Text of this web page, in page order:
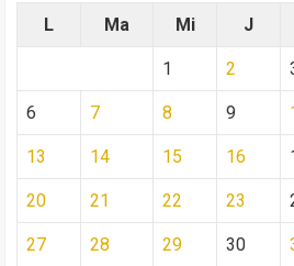
L Ma Mi J
1 2
6 7 8 9
13 14 15 16
20 21 22 23
27 28 29 30